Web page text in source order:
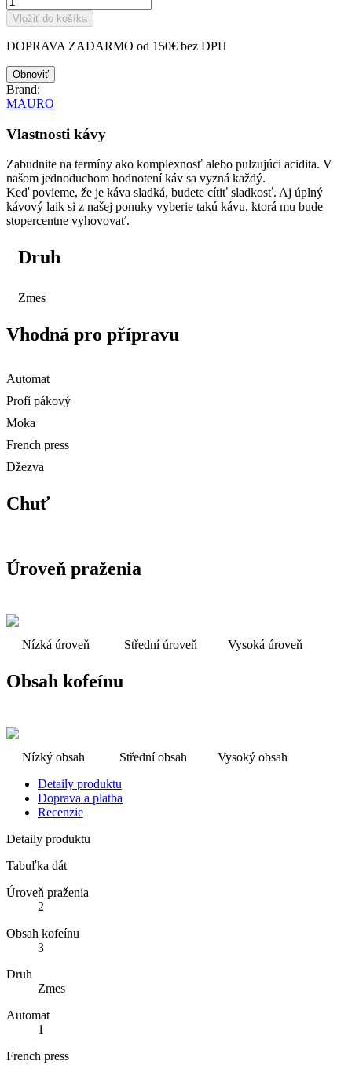
Vložiť do košíka
DOPRAVA ZADARMO od 150€ bez DPH
Brand:
MAURO
Vlastnosti kávy
Zabudnite na termíny ako komplexnosť alebo pulzujúci acidita. V
našom jednoduchom hodnotení káv sa vyzná každý.
Keď povieme, že je káva sladká, budete cítiť sladkosť. Aj úplný
kávový laik si z našej ponuky vyberie takú kávu, ktorá mu bude
stopercentne vyhovovať.
Druh
Zmes
Vhodná pro přípravu
Automat
Profi pákový
Moka
French press
Džezva
Chuť
Úroveň praženia
Nízká úroveň Střední úroveň Vysoká úroveň
Obsah kofeínu
Nízký obsah Střední obsah
Vysoký obsah
Detaily produktu
Doprava a platba
Recenzie
Detaily produktu
Tabuľka dát
Úroveň praženia
2
Obsah kofeínu
3
Druh
Zmes
Automat
1
French press